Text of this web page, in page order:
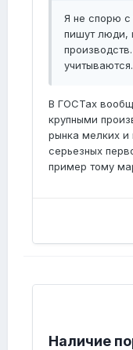
Я не спорю с
пишут люди,
учитываются.
В ГОСТах
крупными
рынка мелких и
серьезных
пример тому
Наличие